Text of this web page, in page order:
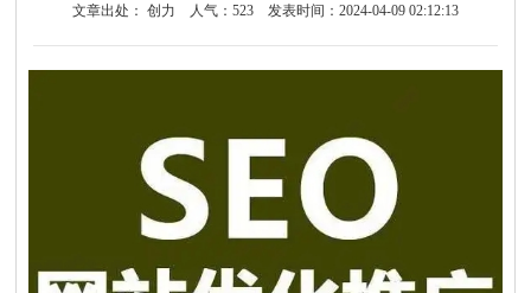
文章出处： 创力 人气： 523 发表时间：2024-04-09 02:12:13